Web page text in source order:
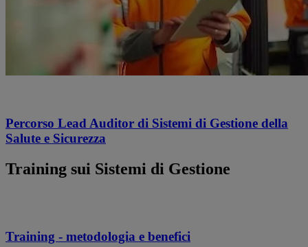
Percorso Lead Auditor di Sistemi di Gestione della
Salute e Sicurezza
Training sui Sistemi di Gestione
Training - metodologia e benefici